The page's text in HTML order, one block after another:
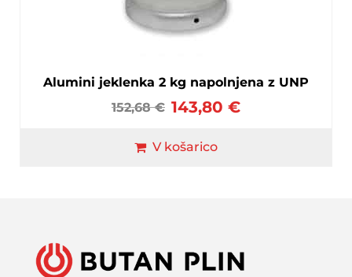
Alumini jeklenka 2 kg napolnjena z UNP
152,68€ 143,80 €
V košarico